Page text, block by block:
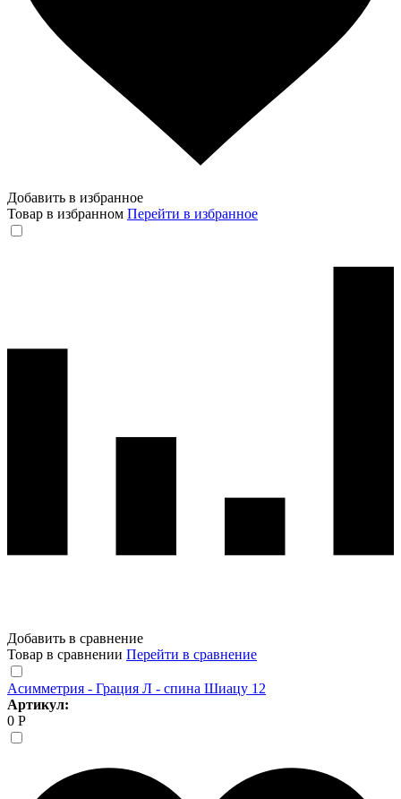
Добавить в избранное
Товар в избранном Перейти в избранное
Добавить в сравнение
Товар в сравнении Перейти в сравнение
Асимметрия - Грация Л - спина Шиацу 12
Артикул:
0 Р